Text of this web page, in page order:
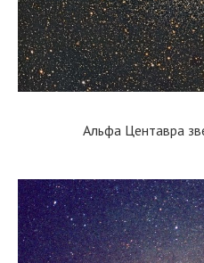
Альфа Центавра